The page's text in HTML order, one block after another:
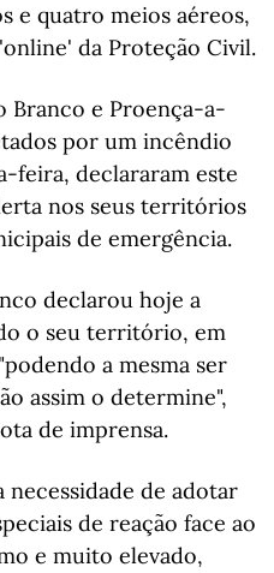
e quatro meios aéreos,
da Proteção Civil.
Branco e Proença-a-
por um incêndio
feira, declararam este
nos seus territórios
de emergência.
declarou hoje a
o seu território, em
a mesma ser
assim o determine",
de imprensa.
de adotar
de reação face ao
e muito elevado,